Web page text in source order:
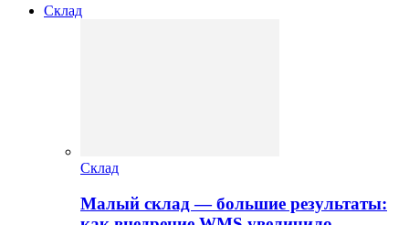
Склад
Склад
Малый склад — большие результаты: